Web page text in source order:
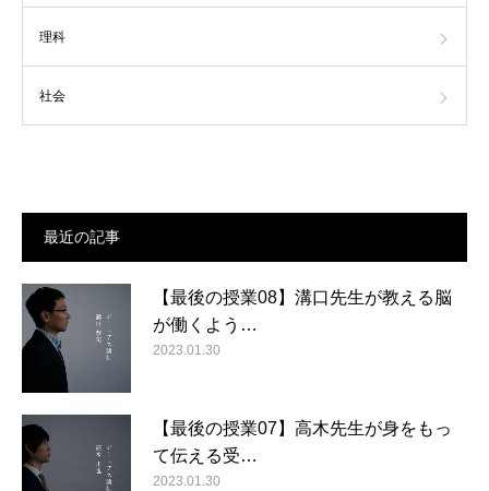
理科
社会
最近の記事
【最後の授業08】溝口先生が教える脳
が働くよう…
2023.01.30
【最後の授業07】高木先生が身をもっ
て伝える受…
2023.01.30